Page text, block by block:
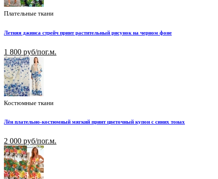
Плательные ткани
Летняя джинса стрейч принт растительный рисунок на черном фоне
1 800 руб/пог.м.
Костюмные ткани
Лён плательно-костюмный мягкий принт цветочный купон с синих тонах
2 000 руб/пог.м.